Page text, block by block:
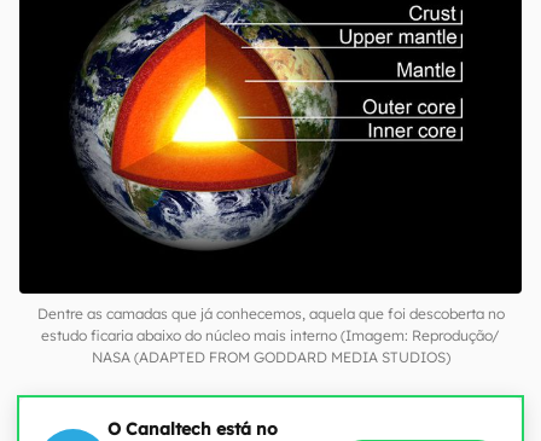
Dentre as camadas que já conhecemos, aquela que foi descoberta no
estudo ficaria abaixo do núcleo mais interno (Imagem: Reprodução/
NASA (ADAPTED FROM GODDARD MEDIA STUDIOS)
O Canaltech está no